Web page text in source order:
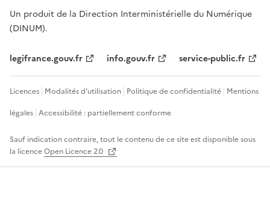
Un produit de la Direction Interministérielle du Numérique
(DINUM).
legifrance.gouv.fr info.gouv.fr service-public.fr
Licences Modalités d'utilisation Politique de confidentialité Mentions
légales Accessibilité : partiellement conforme
Sauf indication contraire, tout le contenu de ce site est disponible sous
la licenceOpen Licence 2.0